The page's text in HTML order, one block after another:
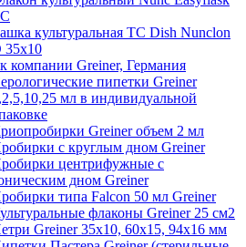
культуральная TC Dish Nunclon
35x10
компании Greiner, Германия
пипетки Greiner
мл в индивидуальной
Greiner объем 2 мл
с круглым дном Greiner
центрифужные с
дном Greiner
типа Falcon 50 мл Greiner
флаконы Greiner 25 см2
Greiner 35х10, 60х15, 94х16 мм